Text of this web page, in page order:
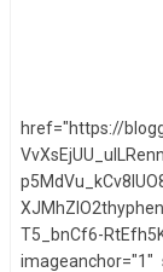
href="https://
T5_bnCf6-